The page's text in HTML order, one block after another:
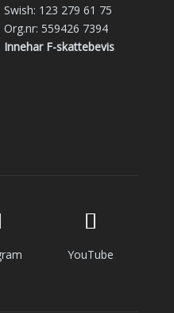
Swish: 123 279 61 75
Org.nr: 559426 7394
Innehar F-skattebevis
YouTube